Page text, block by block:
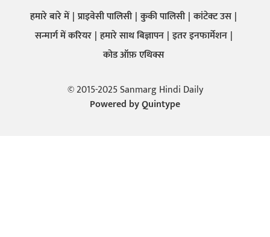
हमारे बारे में प्राइवेसी पालिसी कुकी पालिसी कांटेक्ट उस
सन्मार्ग में करियर हमारे साथ बिज्ञापन इतर इनफार्मेशन
कोड ऑफ़ एथिक्स
© 2015-2025 Sanmarg Hindi Daily
Powered byQuintype